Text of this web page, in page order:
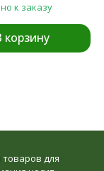
к заказу
корзину
для